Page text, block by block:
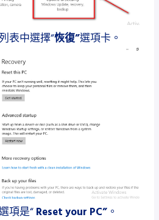
表中選擇“恢復”選項卡。
項是“ Reset your PC” 。